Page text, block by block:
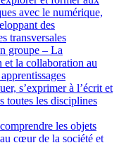
avec le numérique,
des
transversales
groupe – La
et la collaboration au
s’exprimer à l’écrit et
toutes les disciplines
les objets
cœur de la société et